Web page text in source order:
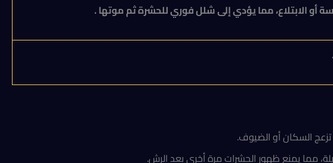
الابتلاع، مما يؤدي إلى شلل فوري للحشرة ثم موتها .
تزعج السكان أو الضيوف.
مما يمنع ظهور الحشرات مرة أخرى بعد الرش.